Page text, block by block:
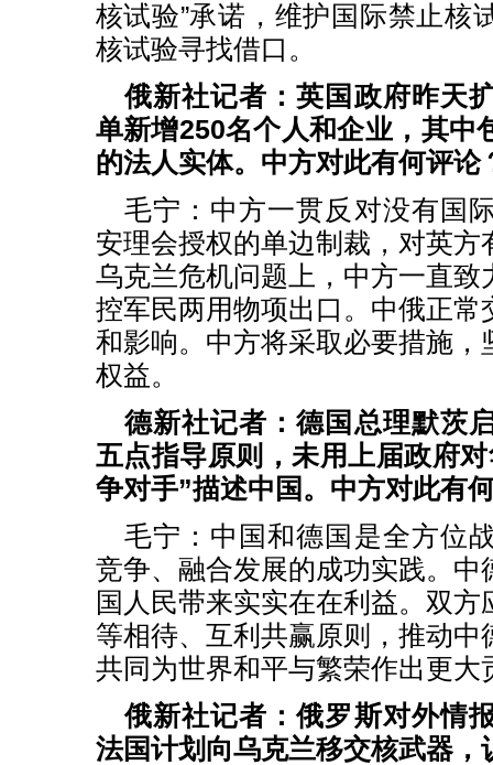
核试验”承诺，维护国际禁止核
核试验寻找借口。
俄新社记者：英国政府昨天
单新增250名个人和企业，其中
的法人实体。中方对此有何评论
毛宁：中方一贯反对没有国
安理会授权的单边制裁，对英方
乌克兰危机问题上，中方一直致
控军民两用物项出口。中俄正常
和影响。中方将采取必要措施，
权益。
德新社记者：德国总理默茨
五点指导原则，未用上届政府
争对手”描述中国。中方对此有
毛宁：中国和德国是全方位
竞争、融合发展的成功实践。中
国人民带来实实在在利益。双
等相待、互利共赢原则，推动中
共同为世界和平与繁荣作出更大
俄新社记者：俄罗斯对外情
法国计划向乌克兰移交核武器，